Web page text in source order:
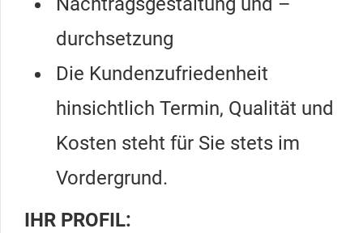
durchsetzung
Die Kundenzufriedenheit
hinsichtlich Termin, Qualität und
Kosten steht für Sie stets im
Vordergrund.
IHR PROFIL: